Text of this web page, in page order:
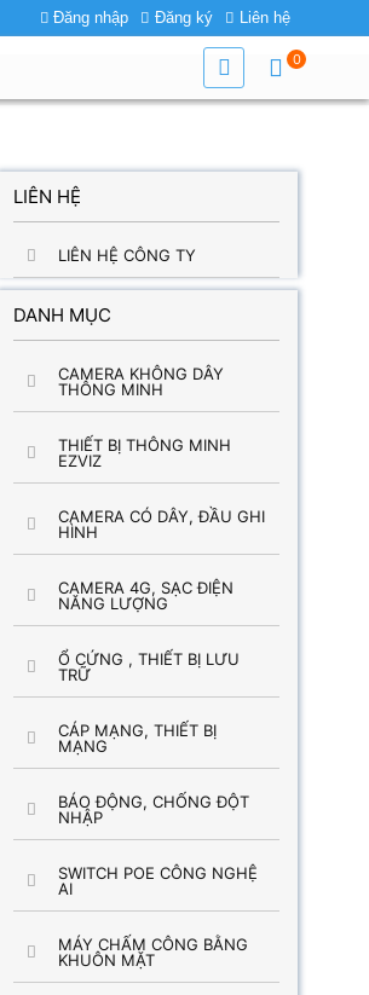
Đăng nhập Đăng ký Liên hệ
0
LIÊN HỆ
LIÊN HỆ CÔNG TY
DANH MỤC
CAMERA KHÔNG DÂY
THÔNG MINH
THIẾT BỊ THÔNG MINH
EZVIZ
CAMERA CÓ DÂY, ĐẦU GHI
HÌNH
CAMERA 4G, SẠC ĐIỆN
NĂNG LƯỢNG
Ổ CỨNG , THIẾT BỊ LƯU
TRỮ
CÁP MẠNG, THIẾT BỊ
MẠNG
BÁO ĐỘNG, CHỐNG ĐỘT
NHẬP
SWITCH POE CÔNG NGHỆ
AI
MÁY CHẤM CÔNG BẰNG
KHUÔN MẶT